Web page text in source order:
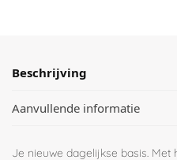
Beschrijving
Aanvullende informatie
Je nieuwe dagelijkse basis. Met